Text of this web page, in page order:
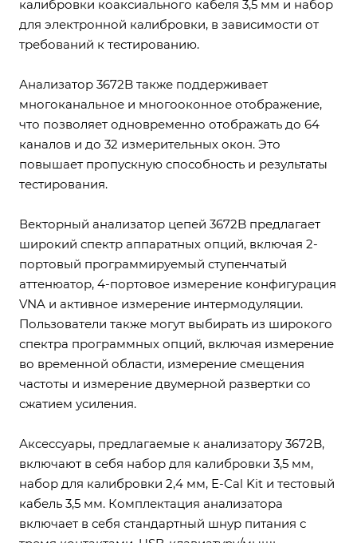
калибровки коаксиального кабеля 3,5 мм и набор
для электронной калибровки, в зависимости от
требований к тестированию.
Анализатор 3672B также поддерживает
многоканальное и многооконное отображение,
что позволяет одновременно отображать до 64
каналов и до 32 измерительных окон. Это
повышает пропускную способность и результаты
тестирования.
Векторный анализатор цепей 3672B предлагает
широкий спектр аппаратных опций, включая 2-
портовый программируемый ступенчатый
аттенюатор, 4-портовое измерение конфигурация
VNA и активное измерение интермодуляции.
Пользователи также могут выбирать из широкого
спектра программных опций, включая измерение
во временной области, измерение смещения
частоты и измерение двумерной развертки со
сжатием усиления.
Аксессуары, предлагаемые к анализатору 3672B,
включают в себя набор для калибровки 3,5 мм,
набор для калибровки 2,4 мм, E-Cal Kit и тестовый
кабель 3,5 мм. Комплектация анализатора
включает в себя стандартный шнур питания с